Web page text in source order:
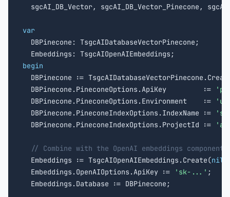
sgcAI_DB_Vector, sgcAI_DB_Vector_Pinecone,
var
DBPinecone: TsgcAIDatabaseVectorPinecone;
begin
DBPinecone :=
  DBPinecone.PineconeOptions.ApiKey         :=
  DBPinecone.PineconeOptions.Environment    :=
  DBPinecone.PineconeIndexOptions.IndexName :=
  DBPinecone.PineconeIndexOptions.ProjectId :=
// Combine with the OpenAI embeddings
  Embeddings := TsgcAIOpenAIEmbeddings.Create(
nil
  Embeddings.OpenAIOptions.ApiKey :=
'sk-...' ;
  Embeddings.Database := DBPinecone;